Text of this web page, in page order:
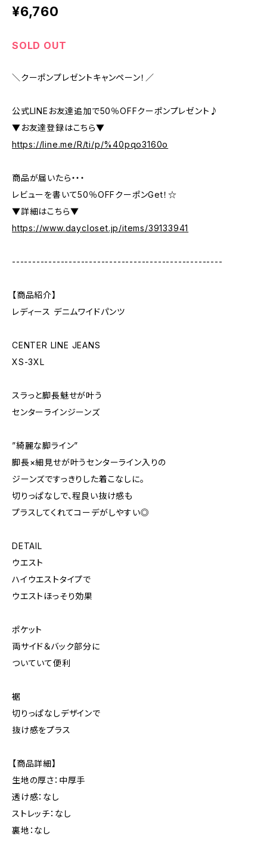
¥6,760
SOLD OUT
＼クーポンプレゼントキャンペーン！／
公式LINEお友達追加で50％OFFクーポンプレゼント♪
▼お友達登録はこちら▼
https://line.me/R/ti/p/%40pqo3160o
商品が届いたら・・・
レビューを書いて50％OFFクーポンGet！☆
▼詳細はこちら▼
https://www.daycloset.jp/items/39133941
----------------------------------------------------
【商品紹介】
レディース デニムワイドパンツ
CENTER LINE JEANS
XS-3XL
スラっと脚長魅せが叶う
センターラインジーンズ
”綺麗な脚ライン”
脚長×細見せが叶うセンターライン入りの
ジーンズですっきりした着こなしに。
切りっぱなしで、程良い抜け感も
プラスしてくれてコーデがしやすい◎
DETAIL
ウエスト
ハイウエストタイプで
ウエストほっそり効果
ポケット
両サイド＆バック部分に
ついていて便利
裾
切りっぱなしデザインで
抜け感をプラス
【商品詳細】
生地の厚さ：中厚手
透け感：なし
ストレッチ：なし
裏地：なし